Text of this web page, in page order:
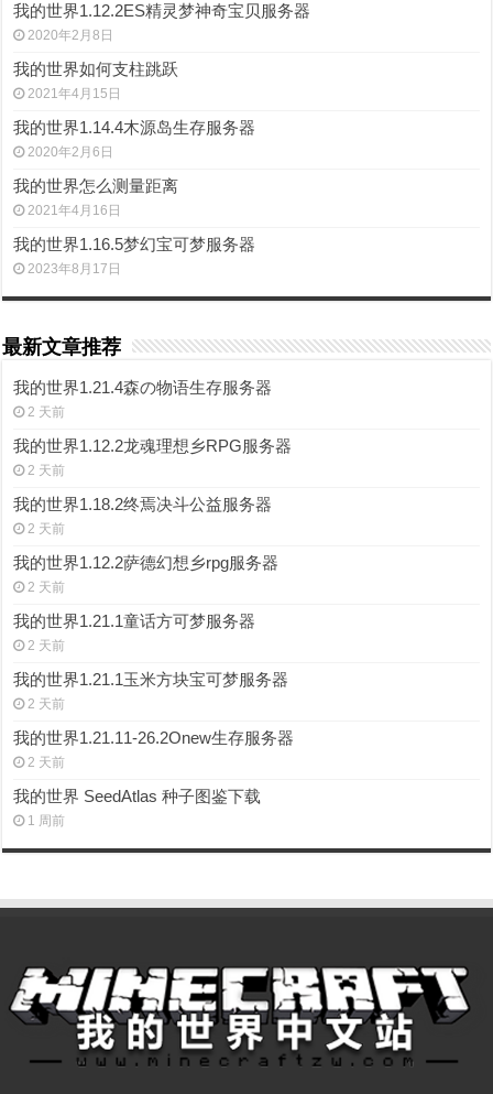
我的世界1.12.2ES精灵梦神奇宝贝服务器
2020年2月8日
我的世界如何支柱跳跃
2021年4月15日
我的世界1.14.4木源岛生存服务器
2020年2月6日
我的世界怎么测量距离
2021年4月16日
我的世界1.16.5梦幻宝可梦服务器
2023年8月17日
最新文章推荐
我的世界1.21.4森の物语生存服务器
2 天前
我的世界1.12.2龙魂理想乡RPG服务器
2 天前
我的世界1.18.2终焉决斗公益服务器
2 天前
我的世界1.12.2萨德幻想乡rpg服务器
2 天前
我的世界1.21.1童话方可梦服务器
2 天前
我的世界1.21.1玉米方块宝可梦服务器
2 天前
我的世界1.21.11-26.2Onew生存服务器
2 天前
我的世界 SeedAtlas 种子图鉴下载
1 周前